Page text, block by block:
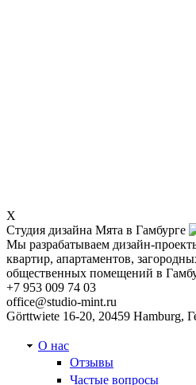
X
Студия дизайна Мята в Гамбурге
Мы разрабатываем дизайн-
квартир, апартаментов,
общественных помещений в
+7 953 009 74 03
office@studio-mint.ru
Görttwiete 16-20, 20459 Hamburg,
О нас
Отзывы
Частые вопросы